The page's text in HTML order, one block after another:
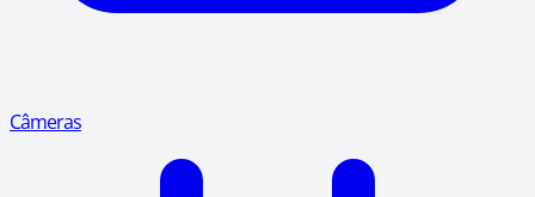
Câmeras